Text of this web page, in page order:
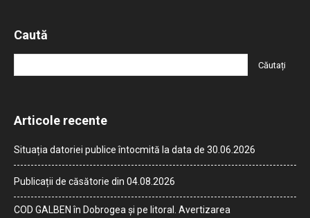
Caută
Articole recente
Situația datoriei publice întocmită la data de 30.06.2026
Publicații de căsătorie din 04.08.2026
COD GALBEN în Dobrogea și pe litoral. Avertizarea